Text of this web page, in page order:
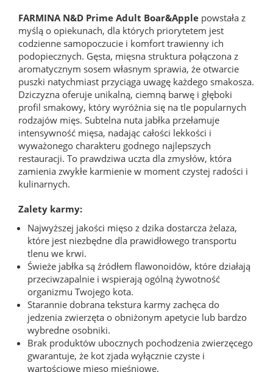
FARMINA N&D Prime Adult Boar&Apple powstała z
myślą o opiekunach, dla których priorytetem jest
codzienne samopoczucie i komfort trawienny ich
podopiecznych. Gęsta, mięsna struktura połączona z
aromatycznym sosem własnym sprawia, że otwarcie
puszki natychmiast przyciąga uwagę każdego smakosza.
Dziczyzna oferuje unikalną, ciemną barwę i głęboki
profil smakowy, który wyróżnia się na tle popularnych
rodzajów mięs. Subtelna nuta jabłka przełamuje
intensywność mięsa, nadając całości lekkości i
wyważonego charakteru godnego najlepszych
restauracji. To prawdziwa uczta dla zmysłów, która
zamienia zwykłe karmienie w moment czystej radości i
kulinarnych.
Zalety karmy:
Najwyższej jakości mięso z dzika dostarcza żelaza,
które jest niezbędne dla prawidłowego transportu
tlenu we krwi.
Świeże jabłka są źródłem flawonoidów, które działają
przeciwzapalnie i wspierają ogólną żywotność
organizmu Twojego kota.
Starannie dobrana tekstura karmy zachęca do
jedzenia zwierzęta o obniżonym apetycie lub bardzo
wybredne osobniki.
Brak produktów ubocznych pochodzenia zwierzęcego
gwarantuje, że kot zjada wyłącznie czyste i
wartościowe mięso mięśniowe.